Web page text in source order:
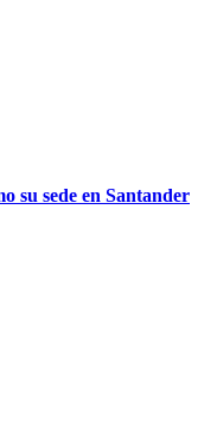
su sede en Santander